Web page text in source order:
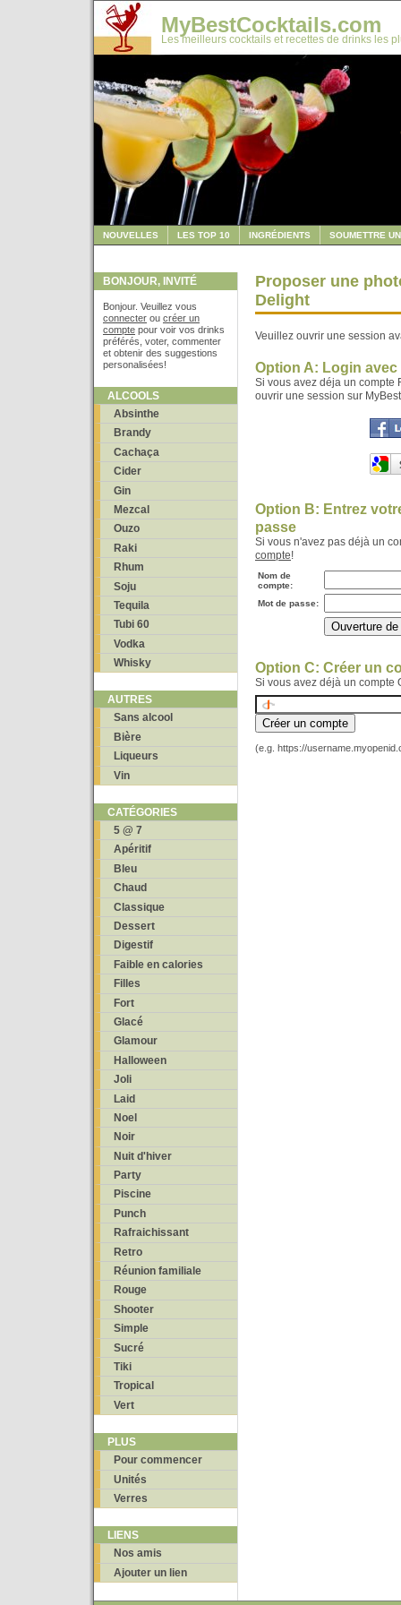
MyBestCocktails.com
Les meilleurs cocktails et recettes de drinks les
NOUVELLES LES TOP 10 INGRÉDIENTS SOUMETTRE
BONJOUR, INVITÉ
Bonjour. Veuillez vous
connecter ou créer un
compte pour voir vos drinks
préférés, voter, commenter
et obtenir des suggestions
personalisées!
ALCOOLS
Absinthe
Brandy
Cachaça
Cider
Gin
Mezcal
Ouzo
Raki
Rhum
Soju
Tequila
Tubi 60
Vodka
Whisky
AUTRES
Sans alcool
Bière
Liqueurs
Vin
CATÉGORIES
5 @ 7
Apéritif
Bleu
Chaud
Classique
Dessert
Digestif
Faible en calories
Filles
Fort
Glacé
Glamour
Halloween
Joli
Laid
Noel
Noir
Nuit d'hiver
Party
Piscine
Punch
Rafraichissant
Retro
Réunion familiale
Rouge
Shooter
Simple
Sucré
Tiki
Tropical
Vert
PLUS
Pour commencer
Unités
Verres
LIENS
Nos amis
Ajouter un lien
Proposer une
Delight
Veuillez ouvrir une session
Option A: Login
Si vous avez déja un compte
ouvrir une session sur
Option B: Entrez
passe
Si vous n'avez pas déjà un
compte!
Nom de
compte:
Mot de passe:
Option C: Créer un
Si vous avez déjà un compte
(e.g. https://